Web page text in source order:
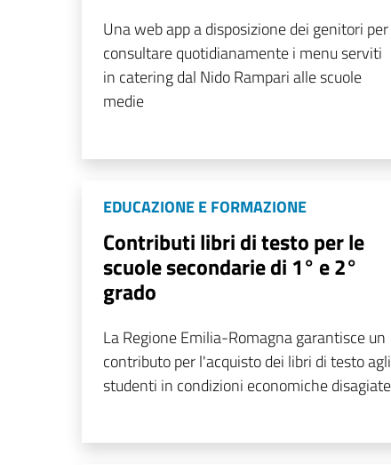
Una web app a disposizione dei genitori per
consultare quotidianamente i menu serviti
in catering dal Nido Rampari alle scuole
medie
EDUCAZIONE E FORMAZIONE
Contributi libri di testo per le
scuole secondarie di 1° e 2°
grado
La Regione Emilia-Romagna garantisce un
contributo per l'acquisto dei libri di testo agli
studenti in condizioni economiche disagiate